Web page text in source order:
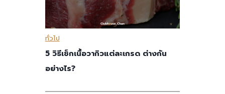
ทั่วไป
5 วิธีเช็กเนื้อวากิวแต่ละเกรด ต่างกัน
อย่างไร?